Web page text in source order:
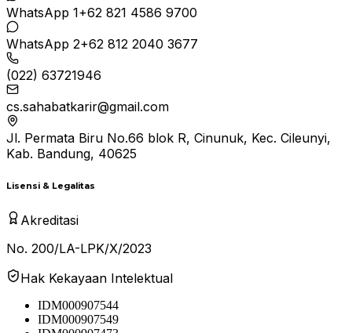
WhatsApp 1+62 821 4586 9700
WhatsApp 2+62 812 2040 3677
(022) 63721946
cs.sahabatkarir@gmail.com
Jl. Permata Biru No.66 blok R, Cinunuk, Kec. Cileunyi,
Kab. Bandung, 40625
Lisensi & Legalitas
Akreditasi
No. 200/LA-LPK/X/2023
Hak Kekayaan Intelektual
IDM000907544
IDM000907549